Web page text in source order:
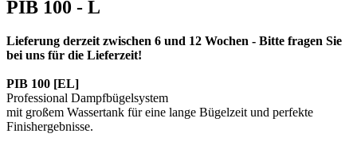
PIB 100 - L
Lieferung derzeit zwischen 6 und 12 Wochen - Bitte fragen Sie
bei uns für die Lieferzeit!
PIB 100 [EL]
Professional Dampfbügelsystem
mit großem Wassertank für eine lange Bügelzeit und perfekte
Finishergebnisse.